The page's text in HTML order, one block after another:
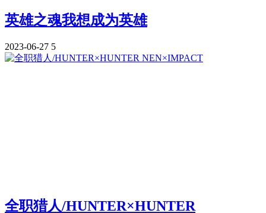
英雄之魂我想成为英雄
2023-06-27 5
全职猎人/HUNTER×HUNTER